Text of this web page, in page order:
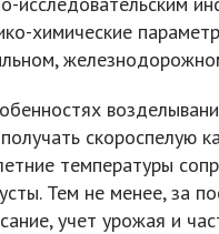
химические
скороспелую
температуры
Тем не менее, за
учет урожая и